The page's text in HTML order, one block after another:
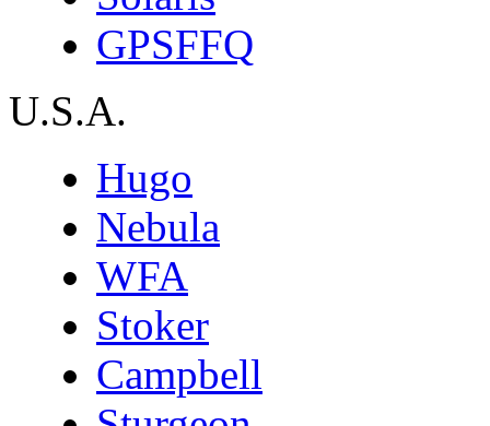
GPSFFQ
U.S.A.
Hugo
Nebula
WFA
Stoker
Campbell